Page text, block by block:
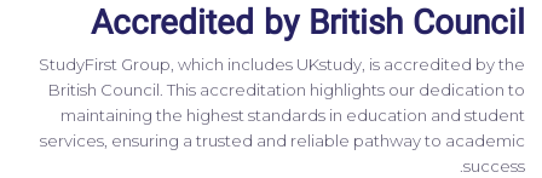
Accredited by British Council
StudyFirst Group, which includes UKstudy, is accredited by the
British Council. This accreditation highlights our dedication to
maintaining the highest standards in education and student
services, ensuring a trusted and reliable pathway to academic
success.